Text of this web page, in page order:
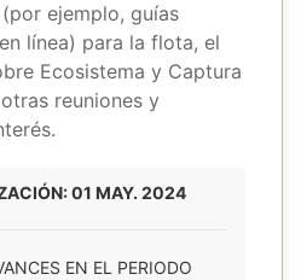
ejemplo, guías
línea) para la flota, el
Ecosistema y Captura
reuniones y
01 MAY. 2024
EN EL PERIODO